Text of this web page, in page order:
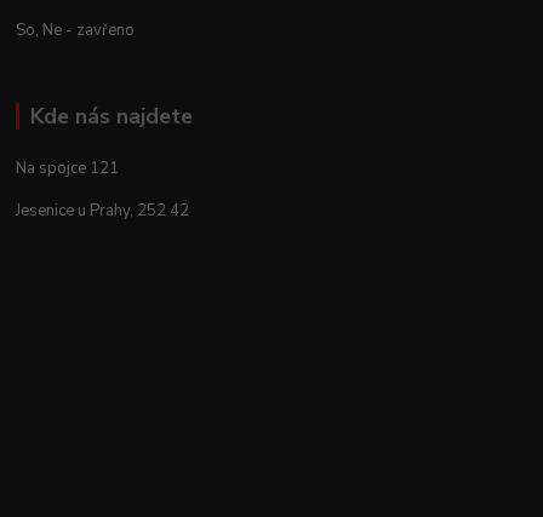
So, Ne - zavřeno
Kde nás najdete
Na spojce 121
Jesenice u Prahy, 252 42